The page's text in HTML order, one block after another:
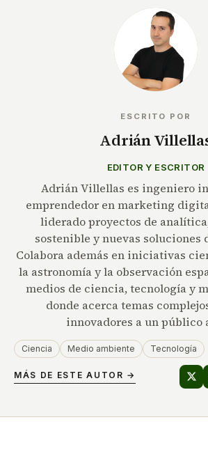
ESCRITO POR
Adrián
EDITOR Y ESCRITOR
Adrián Villellas es ingeniero
emprendedor en marketing
liderado proyectos de
sostenible y nuevas soluciones
Colabora además en iniciativas
la astronomía y la observación
medios de ciencia, tecnología y
donde acerca temas
innovadores a un público
Ciencia Medio ambiente Tecnología
MÁS DE ESTE AUTOR →